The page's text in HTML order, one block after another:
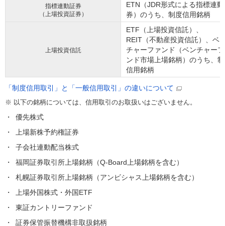
指標連動証券
（上場投資証券）
ETN（JDR形式による指標連
券）のうち、制度信用銘柄
上場投資信託
ETF（上場投資信託）、
REIT（不動産投資信託）、ベ
チャーファンド（ベンチャー
ンド市場上場銘柄）のうち、
信用銘柄
「制度信用取引」と「一般信用取引」の違いについて
※ 以下の銘柄については、信用取引のお取扱いはございません。
優先株式
上場新株予約権証券
子会社連動配当株式
福岡証券取引所上場銘柄（Q-Board上場銘柄を含む）
札幌証券取引所上場銘柄（アンビシャス上場銘柄を含む）
上場外国株式・外国ETF
東証カントリーファンド
証券保管振替機構非取扱銘柄